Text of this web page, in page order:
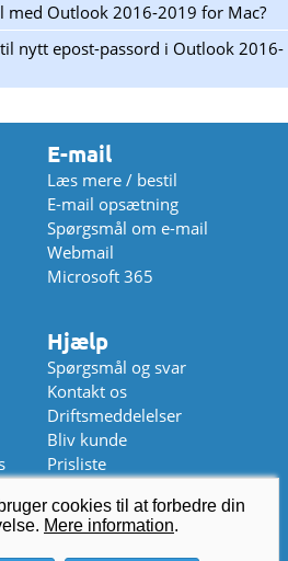
med Outlook 2016-2019 for Mac?
nytt epost-passord i Outlook 2016-
E-mail
Læs mere / bestil
E-mail opsætning
Spørgsmål om e-mail
Webmail
Microsoft 365
Hjælp
Spørgsmål og svar
Kontakt os
Driftsmeddelelser
Bliv kunde
Prisliste
@domaeneshop.dk
(lukket)
cookies til at forbedre din
Mere information.